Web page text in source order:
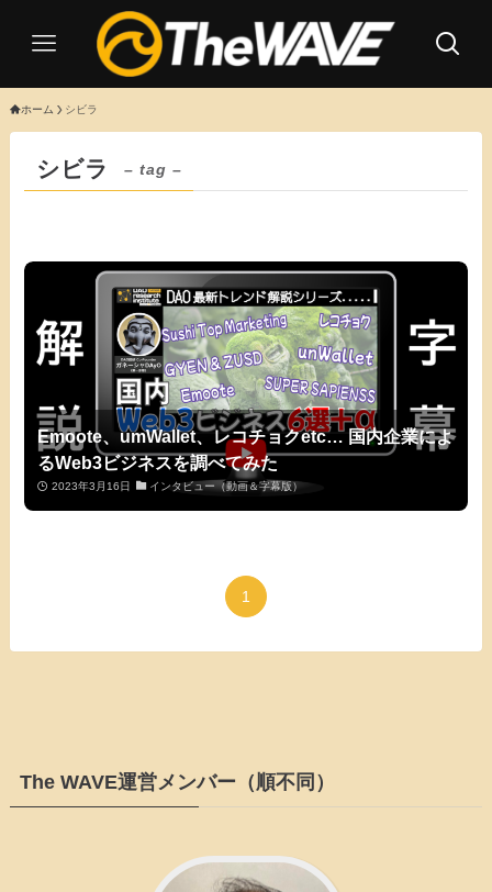
ホーム シビラ
シビラ – tag –
Emoote、umWallet、レコチョクetc… 国内企業によ
るWeb3ビジネスを調べてみた
2023年3月16日 インタビュー（動画＆字幕版）
1
The WAVE運営メンバー（順不同）